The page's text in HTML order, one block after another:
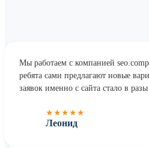
Мы работаем с компанией
ребята сами предлагают новые
заявок именно с сайта стало в
★★★★★
Леонид